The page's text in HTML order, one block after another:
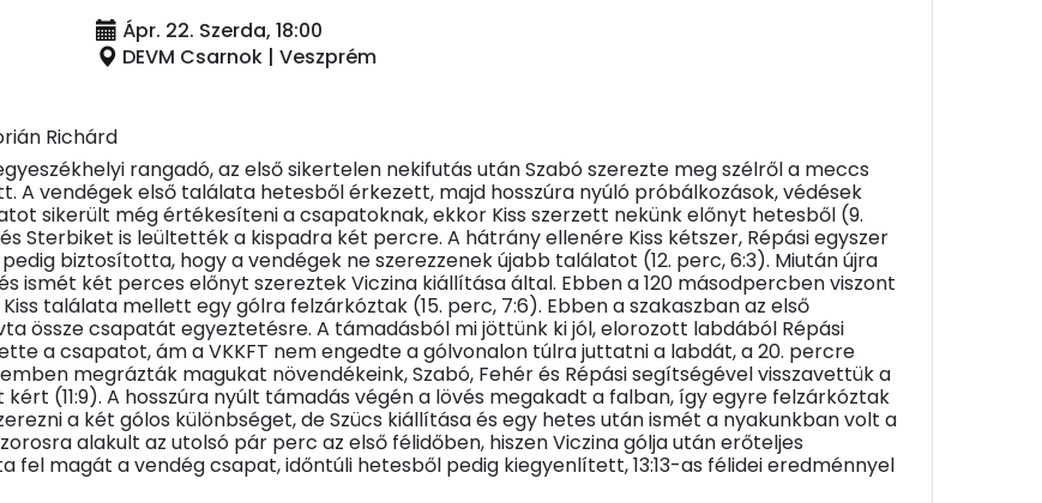
Ápr. 22. Szerda, 18:00
DEVM Csarnok | Veszprém
Richárd
rangadó, az első sikertelen nekifutás után Szabó szerezte meg szélről a meccs
A vendégek első találata hetesből érkezett, majd hosszúra nyúló próbálkozások, védések
sikerült még értékesíteni a csapatoknak, ekkor Kiss szerzett nekünk előnyt hetesből (9.
Sterbiket is leültették a kispadra két percre. A hátrány ellenére Kiss kétszer, Répási egyszer
biztosította, hogy a vendégek ne szerezzenek újabb találatot (12. perc, 6:3). Miután újra
ismét két perces előnyt szereztek Viczina kiállítása által. Ebben a 120 másodpercben viszont
találata mellett egy gólra felzárkóztak (15. perc, 7:6). Ebben a szakaszban az első
össze csapatát egyeztetésre. A támadásból mi jöttünk ki jól, elorozott labdából Répási
a csapatot, ám a VKKFT nem engedte a gólvonalon túlra juttatni a labdát, a 20. percre
megrázták magukat növendékeink, Szabó, Fehér és Répási segítségével visszavettük a
(11:9). A hosszúra nyúlt támadás végén a lövés megakadt a falban, így egyre felzárkóztak
a két gólos különbséget, de Szücs kiállítása és egy hetes után ismét a nyakunkban volt a
alakult az utolsó pár perc az első félidőben, hiszen Viczina gólja után erőteljes
fel magát a vendég csapat, időntúli hetesből pedig kiegyenlített, 13:13-as félidei eredménnyel